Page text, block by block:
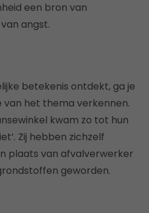
een bron van
angst.
betekenis ontdekt, ga je
het thema verkennen.
kwam zo tot hun
Zij hebben zichzelf
plaats van afvalverwerker
geworden.